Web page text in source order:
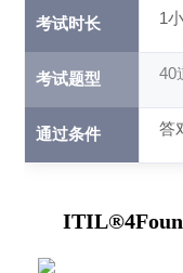
考试时长 1
考试题型 40
通过条件 答